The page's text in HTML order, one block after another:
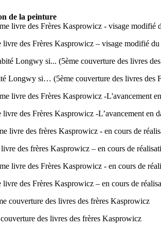
de la peinture
livre des Frères Kasprowicz – visage modifié
Longwy si… (5ème couverture des livres
des Frères Kasprowicz -L’avancement en
des frères Kasprowicz – en cours de
livre des Frères Kasprowicz – en cours de
des livres des frères Kasprowicz